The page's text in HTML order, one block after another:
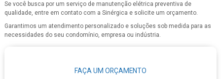
Se você busca por um serviço de manutenção elétrica preventiva de
qualidade, entre em contato com a Sinérgica e solicite um orçamento.
Garantimos um atendimento personalizado e soluções sob medida para as
necessidades do seu condomínio, empresa ou indústria.
FAÇA UM ORÇAMENTO